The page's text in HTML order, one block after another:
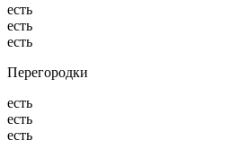
есть
есть
есть
Перегородки
есть
есть
есть